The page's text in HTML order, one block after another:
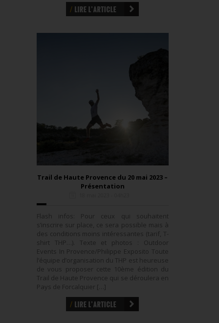
Trail de Haute Provence du 20 mai 2023 –
Présentation
Flash infos: Pour ceux qui souhaitent
s’inscrire sur place, ce sera possible mais à
des conditions moins intéressantes (tarif, T-
shirt THP…). Texte et photos : Outdoor
Events In Provence/Philippe Exposito Toute
l’équipe d’organisation du THP est heureuse
de vous proposer cette 10ème édition du
Trail de Haute Provence qui se déroulera en
Pays de Forcalquier […]